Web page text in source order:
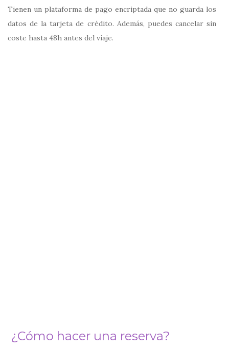
Tienen un plataforma de pago encriptada que no guarda los
datos de la tarjeta de crédito. Además, puedes cancelar sin
coste hasta 48h antes del viaje.
¿Cómo hacer una reserva?